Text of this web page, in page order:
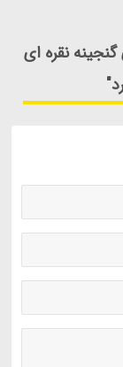
نقره ای